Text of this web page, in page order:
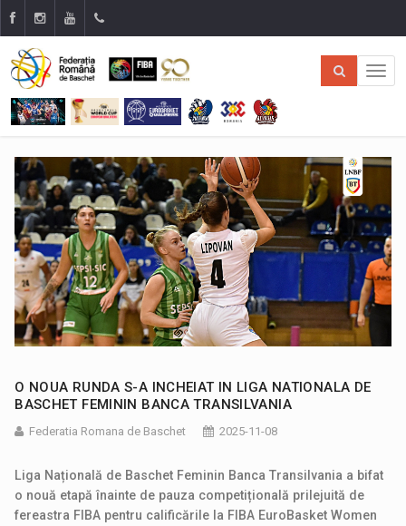
O NOUA RUNDA S-A INCHEIAT IN LIGA NATIONALA DE
BASCHET FEMININ BANCA TRANSILVANIA
Federatia Romana de Baschet 2025-11-08
Liga Națională de Baschet Feminin Banca Transilvania a bifat
o nouă etapă înainte de pauza competițională prilejuită de
fereastra FIBA pentru calificările la FIBA EuroBasket Women